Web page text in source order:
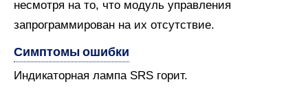
несмотря на то, что модуль управления
запрограммирован на их отсутствие.
Симптомы ошибки
Индикаторная лампа SRS горит.